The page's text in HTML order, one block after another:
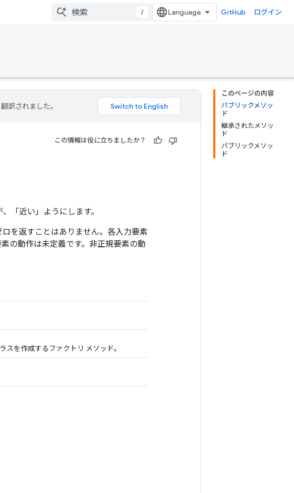
/ GitHub ログイン
このページの内容
パブリックメソッ
ド
継承されたメソッ
ド
パブリックメソッ
ド
訳されました。
この情報は役に立ちましたか？
「近い」ようにします。
を返すことはありません。各入力要素
の動作は未定義です。非正規要素の動
スを作成するファクトリ メソッド。